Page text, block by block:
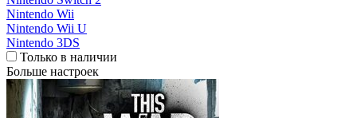
Nintendo Wii
Nintendo Wii U
Nintendo 3DS
Только в наличии
Больше настроек